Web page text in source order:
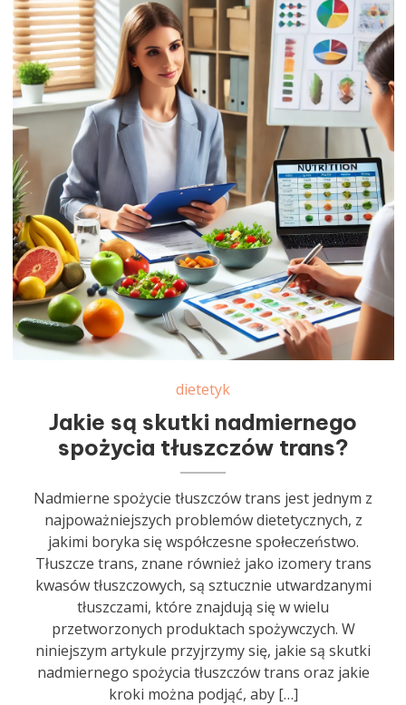
dietetyk
Jakie są skutki nadmiernego
spożycia tłuszczów trans?
Nadmierne spożycie tłuszczów trans jest jednym z
najpoważniejszych problemów dietetycznych, z
jakimi boryka się współczesne społeczeństwo.
Tłuszcze trans, znane również jako izomery trans
kwasów tłuszczowych, są sztucznie utwardzanymi
tłuszczami, które znajdują się w wielu
przetworzonych produktach spożywczych. W
niniejszym artykule przyjrzymy się, jakie są skutki
nadmiernego spożycia tłuszczów trans oraz jakie
kroki można podjąć, aby […]